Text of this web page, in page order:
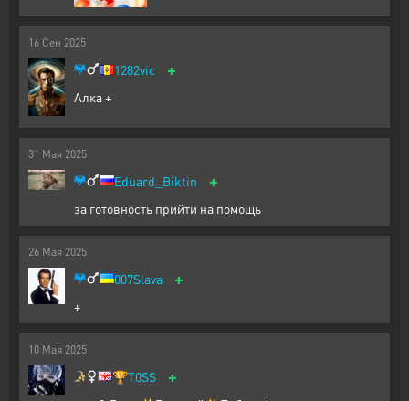
16 Сен 2025
1282vic +
Алка +
31 Мая 2025
Eduard_Biktin +
за готовность прийти на помощь
26 Мая 2025
007Slava +
+
10 Мая 2025
🏆T0SS +